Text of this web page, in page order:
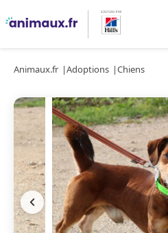
Animaux.fr Adoptions Chiens